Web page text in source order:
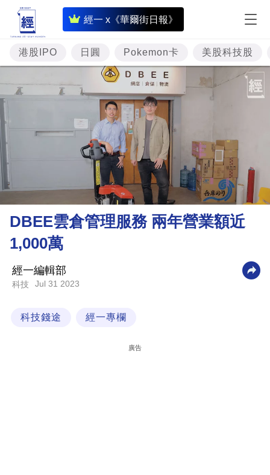
經一 x《華爾街日報》
即
時
財
經
專
投
資
理
財
科
港股IPO 日圓 Pokemon卡 美股科技股
DBEE雲倉管理服務 兩年營業額近
1,000萬
經一編輯部
科技 Jul 31 2023
科技錢途 經一專欄
廣告